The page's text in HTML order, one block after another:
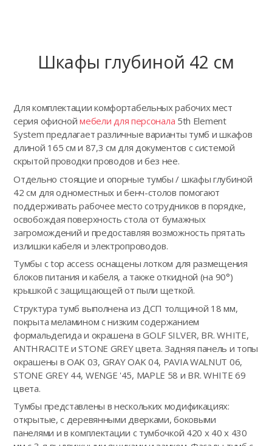
Шкафы глубиной 42 см
Для комплектации комфортабельных рабочих мест
серия офисноймебели для персонала 5th Element
System предлагает различные варианты тумб и шкафов
длиной 165 см и 87,3 см для документов с системой
скрытой проводки проводов и без нее.
Отдельно стоящие и опорные тумбы / шкафы глубиной
42 см для одноместных и бенч-столов помогают
поддерживать рабочее место сотрудников в порядке,
освобождая поверхность стола от бумажных
загромождений и предоставляя возможность прятать
излишки кабеля и электропроводов.
Тумбы с top access оснащены лотком для размещения
блоков питания и кабеля, а также откидной (на 90°)
крышкой с защищающей от пыли щеткой.
Структура тумб выполнена из ДСП толщиной 18 мм,
покрыта меламином с низким содержанием
формальдегида и окрашена в GOLF SILVER, BR. WHITE,
ANTHRACITE и STONE GREY цвета. Задняя панель и топы
окрашены в OAK 03, GRAY OAK 04, PAVIA WALNUT 06,
STONE GREY 44, WENGE '45, MAPLE 58 и BR. WHITE 69
цвета.
Тумбы представлены в нескольких модификациях:
открытые, с деревянными дверками, боковыми
панелями и в комплектации с тумбочкой 420 х 40 х 430